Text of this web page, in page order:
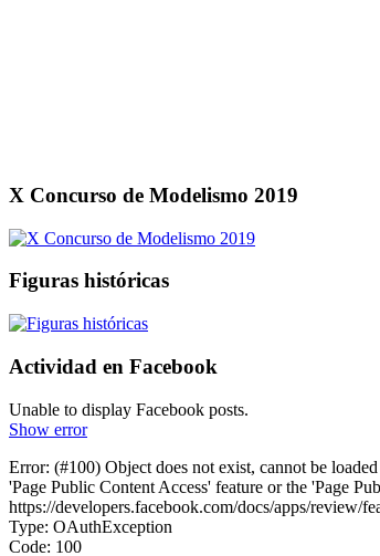
X Concurso de Modelismo 2019
Figuras históricas
Actividad en Facebook
Unable to display Facebook posts.
Show error
Error: (#100) Object does not exist, cannot be
'Page Public Content Access' feature or the 'Page
https://developers.facebook.com/docs/apps/review/
Type: OAuthException
Code: 100